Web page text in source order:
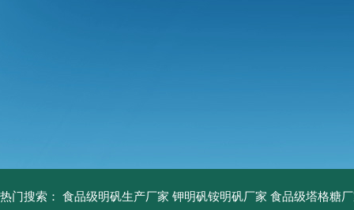
热门搜索： 食品级明矾生产厂家 钾明矾铵明矾厂家 食品级塔格糖